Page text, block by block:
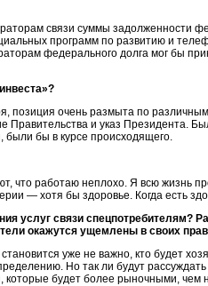
связи суммы задолженности
программ по развитию и
федерального долга мог бы
позиция очень размыта по
Правительства и указ Президента.
бы в курсе происходящего.
что работаю неплохо. Я всю жизнь
— хотя бы здоровье. Когда есть
услуг связи спецпотребителям?
окажутся ущемлены в своих
уже не важно, кто будет
Но так ли будут
которые будет более рыночными, чем